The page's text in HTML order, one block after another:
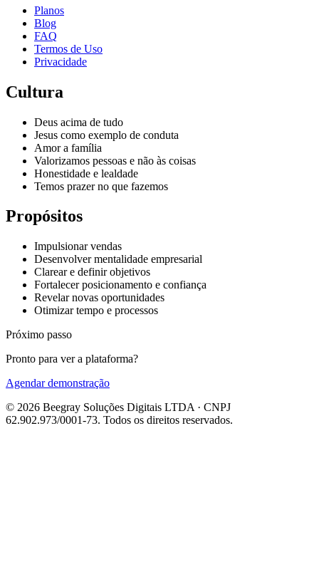
Planos
Blog
FAQ
Termos de Uso
Privacidade
Cultura
Deus acima de tudo
Jesus como exemplo de conduta
Amor a família
Valorizamos pessoas e não às coisas
Honestidade e lealdade
Temos prazer no que fazemos
Propósitos
Impulsionar vendas
Desenvolver mentalidade empresarial
Clarear e definir objetivos
Fortalecer posicionamento e confiança
Revelar novas oportunidades
Otimizar tempo e processos
Próximo passo
Pronto para ver a plataforma?
Agendar demonstração
© 2026 Beegray Soluções Digitais LTDA · CNPJ
62.902.973/0001-73. Todos os direitos reservados.